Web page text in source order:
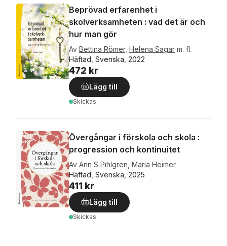
Beprövad erfarenhet i
skolverksamheten : vad det är och
hur man gör
Av Bettina Römer, Helena Sagar m. fl.
Häftad, Svenska, 2022
472 kr
Lägg till
Skickas
Övergångar i förskola och skola :
progression och kontinuitet
Av Ann S Pihlgren Maria Heimer
Häftad, Svenska, 2025
411 kr
Lägg till
Skickas